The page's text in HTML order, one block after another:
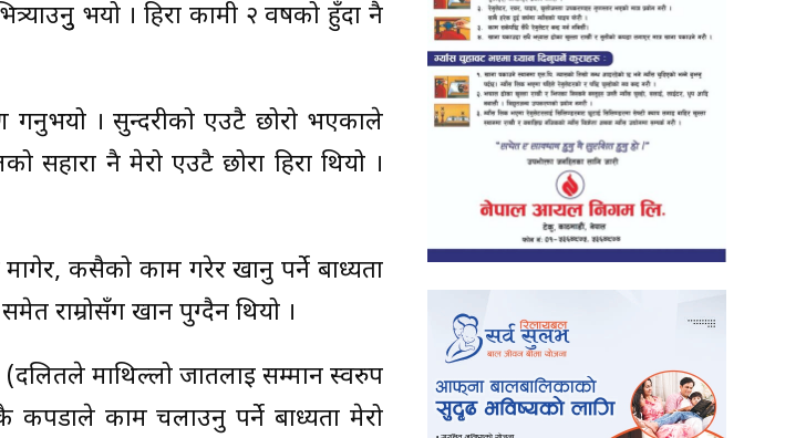
भयो । हिरा कामी २ वर्षको हुँदा नै
। सुन्दरीको एउटै छोरो भएकाले
सहारा नै मेरो एउटै छोरा हिरा थियो ।
कसैको काम गरेर खानु पर्ने बाध्यता
राम्रोसँग खान पुग्दैन थियो ।
माथिल्लो जातलाई सम्मान स्वरुप
कपडाले काम चलाउनु पर्ने बाध्यता मेरो